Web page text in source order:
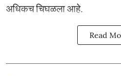
अधिकच चिघळला आहे.
Read